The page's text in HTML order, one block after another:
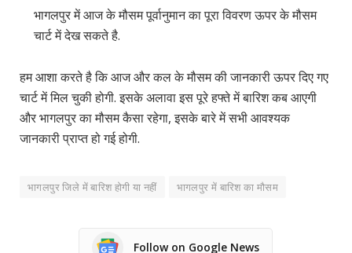
भागलपुर में आज के मौसम पूर्वानुमान का पूरा विवरण ऊपर के मौसम
चार्ट में देख सकते है.
हम आशा करते है कि आज और कल के मौसम की जानकारी ऊपर दिए गए
चार्ट में मिल चुकी होगी. इसके अलावा इस पूरे हफ्ते में बारिश कब आएगी
और भागलपुर का मौसम कैसा रहेगा, इसके बारे में सभी आवश्यक
जानकारी प्राप्त हो गई होगी.
भागलपुर जिले में बारिश होगी या नहीं भागलपुर में बारिश का मौसम
Follow on Google News